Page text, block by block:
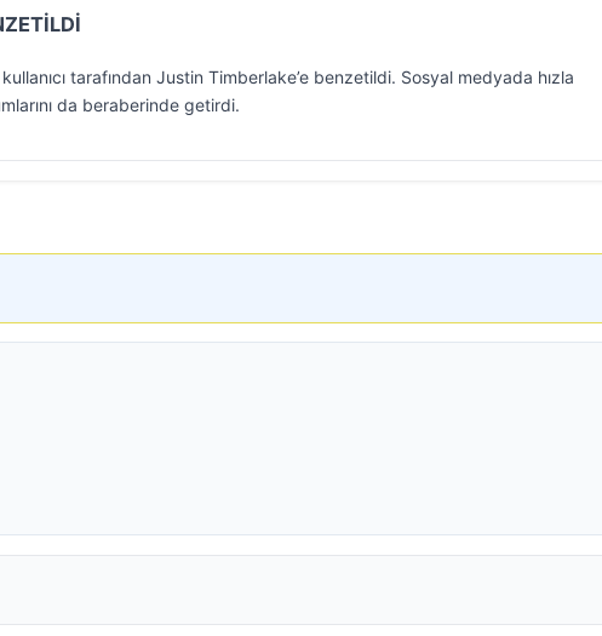
kullanıcı tarafından Justin Timberlake’e benzetildi. Sosyal medyada hızla
da beraberinde getirdi.